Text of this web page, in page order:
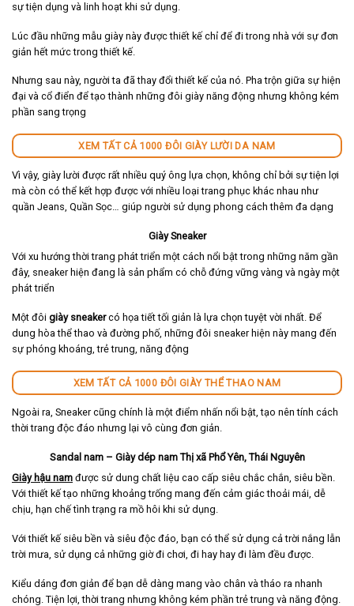
sự tiện dụng và linh hoạt khi sử dụng.
Lúc đầu những mẫu giày này được thiết kế chỉ để đi trong nhà với sự đơn
giản hết mức trong thiết kế.
Nhưng sau này, người ta đã thay đổi thiết kế của nó. Pha trộn giữa sự hiện
đại và cổ điển để tạo thành những đôi giày năng động nhưng không kém
phần sang trọng
XEM TẤT CẢ 1000 ĐÔI GIÀY LƯỜI DA NAM
Vì vậy, giày lười được rất nhiều quý ông lựa chọn, không chỉ bởi sự tiện lợi
mà còn có thể kết hợp được với nhiều loại trang phục khác nhau như
quần Jeans, Quần Sọc… giúp người sử dụng phong cách thêm đa dạng
Giày Sneaker
Với xu hướng thời trang phát triển một cách nổi bật trong những năm gần
đây, sneaker hiện đang là sản phẩm có chỗ đứng vững vàng và ngày một
phát triển
Một đôi giày sneakercó họa tiết tối giản là lựa chọn tuyệt vời nhất. Để
dung hòa thể thao và đường phố, những đôi sneaker hiện này mang đến
sự phóng khoáng, trẻ trung, năng động
XEM TẤT CẢ 1000 ĐÔI GIÀY THỂ THAO NAM
Ngoài ra, Sneaker cũng chính là một điểm nhấn nổi bật, tạo nên tính cách
thời trang độc đáo nhưng lại vô cùng đơn giản.
Sandal nam – Giày dép nam Thị xã Phổ Yên, Thái Nguyên
Giày hậu nam được sử dung chất liệu cao cấp siêu chắc chắn, siêu bền.
Với thiết kế tạo những khoảng trống mang đến cảm giác thoải mái, dễ
chịu, hạn chế tình trạng ra mồ hôi khi sử dụng.
Với thiết kế siêu bền và siêu độc đáo, bạn có thể sử dụng cả trời nắng lẫn
trời mưa, sử dụng cả những giờ đi chơi, đi hay hay đi làm đều được.
Kiểu dáng đơn giản để bạn dễ dàng mang vào chân và tháo ra nhanh
chóng. Tiện lợi, thời trang nhưng không kém phần trẻ trung và năng động.